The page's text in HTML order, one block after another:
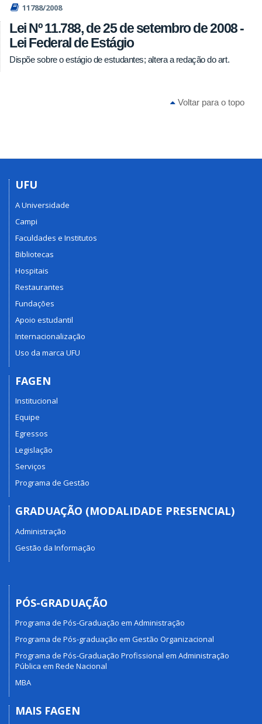
11788/2008
Lei Nº 11.788, de 25 de setembro de 2008 -
Lei Federal de Estágio
Dispõe sobre o estágio de estudantes; altera a redação do art.
Voltar para o topo
UFU
A Universidade
Campi
Faculdades e Institutos
Bibliotecas
Hospitais
Restaurantes
Fundações
Apoio estudantil
Internacionalização
Uso da marca UFU
FAGEN
Institucional
Equipe
Egressos
Legislação
Serviços
Programa de Gestão
GRADUAÇÃO (MODALIDADE PRESENCIAL)
Administração
Gestão da Informação
PÓS-GRADUAÇÃO
Programa de Pós-Graduação em Administração
Programa de Pós-graduação em Gestão Organizacional
Programa de Pós-Graduação Profissional em Administração
Pública em Rede Nacional
MBA
MAIS FAGEN